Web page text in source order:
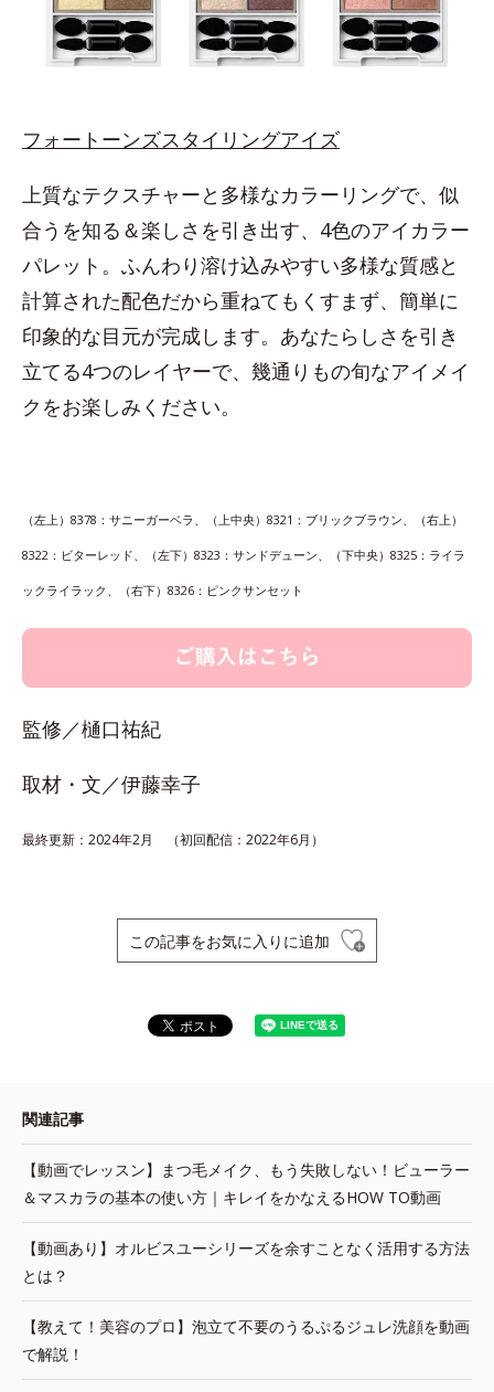
フォートーンズスタイリングアイズ
上質なテクスチャーと多様なカラーリングで、似
合うを知る＆楽しさを引き出す、4色のアイカラー
パレット。ふんわり溶け込みやすい多様な質感と
計算された配色だから重ねてもくすまず、簡単に
印象的な目元が完成します。あなたらしさを引き
立てる4つのレイヤーで、幾通りもの旬なアイメイ
クをお楽しみください。
（左上）8378：サニーガーベラ、（上中央）8321：ブリックブラウン、（右上）
8322：ビターレッド、（左下）8323：サンドデューン、（下中央）8325：ライラ
ックライラック、（右下）8326：ピンクサンセット
監修／樋口祐紀
取材・文／伊藤幸子
最終更新：2024年2月 （初回配信：2022年6月）
この記事をお気に入りに追加
関連記事
【動画でレッスン】まつ毛メイク、もう失敗しない！ビューラー
＆マスカラの基本の使い方｜キレイをかなえるHOW TO動画
【動画あり】オルビスユーシリーズを余すことなく活用する方法
とは？
【教えて！美容のプロ】泡立て不要のうるぷるジュレ洗顔を動画
で解説！